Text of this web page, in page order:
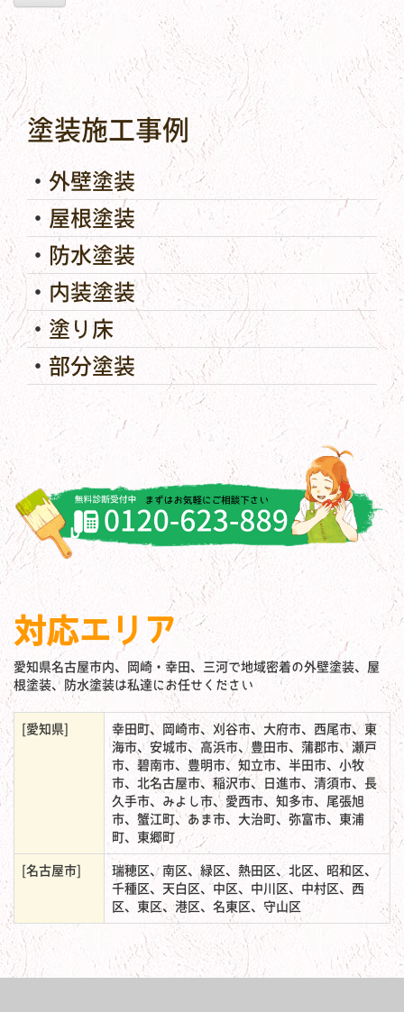
塗装施工事例
外壁塗装
屋根塗装
防水塗装
内装塗装
塗り床
部分塗装
対応エリア
愛知県名古屋市内、岡崎・幸田、三河で地域密着の外壁塗装、屋
根塗装、防水塗装は私達にお任せください
[愛知県]
幸田町、岡崎市、刈谷市、大府市、西尾市、東
海市、安城市、高浜市、豊田市、蒲郡市、瀬戸
市、碧南市、豊明市、知立市、半田市、小牧
市、北名古屋市、稲沢市、日進市、清須市、長
久手市、みよし市、愛西市、知多市、尾張旭
市、蟹江町、あま市、大治町、弥富市、東浦
町、東郷町
[名古屋市]
瑞穂区、南区、緑区、熱田区、北区、昭和区、
千種区、天白区、中区、中川区、中村区、西
区、東区、港区、名東区、守山区